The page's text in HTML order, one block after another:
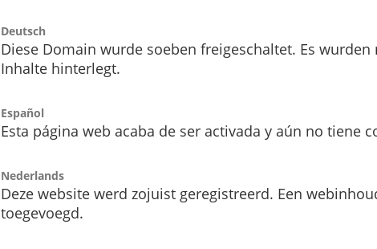
Deutsch
Diese Domain wurde soeben freigeschaltet. Es wurden
Inhalte hinterlegt.
Español
Esta página web acaba de ser activada y aún no tiene
Nederlands
Deze website werd zojuist geregistreerd. Een
toegevoegd.